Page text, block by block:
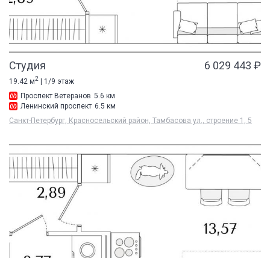
Студия 6 029 443 ₽
19.42 м2 | 1/9 этаж
Проспект Ветеранов 5.6 км
Ленинский проспект 6.5 км
Санкт-Петербург, Красносельский район, Тамбасова ул., строение 1, 5